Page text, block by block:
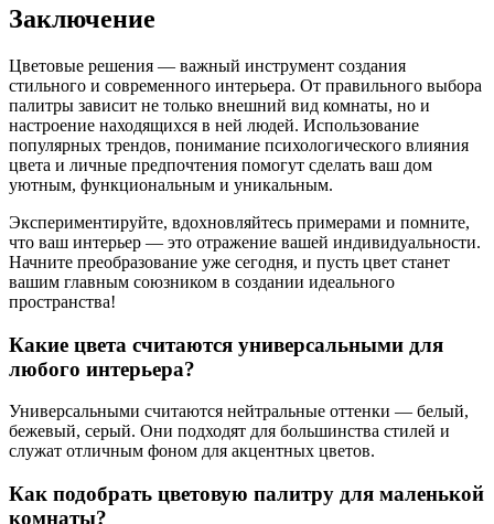
Заключение
Цветовые решения — важный инструмент создания
стильного и современного интерьера. От правильного выбора
палитры зависит не только внешний вид комнаты, но и
настроение находящихся в ней людей. Использование
популярных трендов, понимание психологического влияния
цвета и личные предпочтения помогут сделать ваш дом
уютным, функциональным и уникальным.
Экспериментируйте, вдохновляйтесь примерами и помните,
что ваш интерьер — это отражение вашей индивидуальности.
Начните преобразование уже сегодня, и пусть цвет станет
вашим главным союзником в создании идеального
пространства!
Какие цвета считаются универсальными для
любого интерьера?
Универсальными считаются нейтральные оттенки — белый,
бежевый, серый. Они подходят для большинства стилей и
служат отличным фоном для акцентных цветов.
Как подобрать цветовую палитру для маленькой
комнаты?